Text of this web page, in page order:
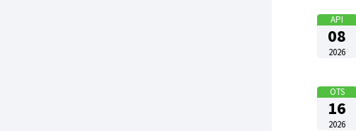
API
08
2026
OTS
16
2026